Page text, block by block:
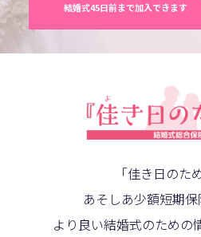
結婚式45日前まで加入できます
「佳き日のた
あそしあ少額短期
より良い結婚式のための